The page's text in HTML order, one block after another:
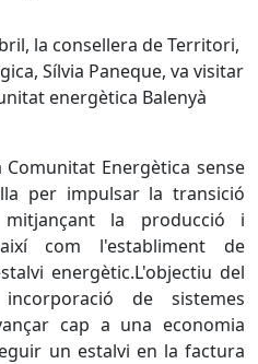
la consellera de Territori,
Sílvia Paneque, va visitar
energètica Balenyà
Comunitat Energètica sense
per impulsar la transició
la producció i
com l'establiment de
energètic.L'objectiu del
de sistemes
cap a una economia
un estalvi en la factura